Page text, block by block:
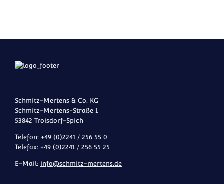
Schmitz-Mertens & Co. KG
Schmitz-Mertens-Straße 1
53842 Troisdorf-Spich
Telefon: +49 (0)2241 / 256 55 0
Telefax: +49 (0)2241 / 256 55 25
E-Mail: info@schmitz-mertens.de